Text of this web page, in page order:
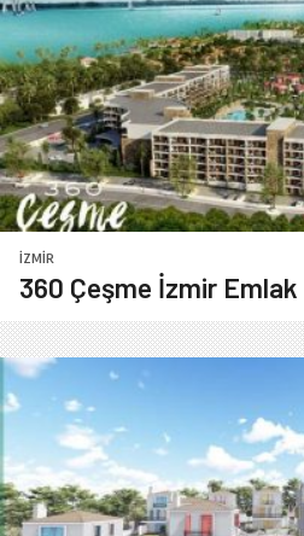
İZMIR
360 Çeşme İzmir